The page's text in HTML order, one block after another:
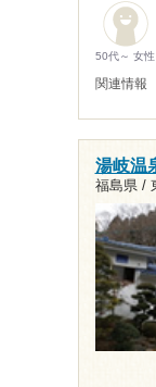
50代～ 女性
関連情報
湯岐温
福島県 /